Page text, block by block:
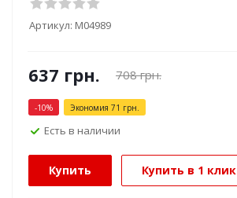
Артикул: М04989
637 грн. 708грн.
-10% Экономия 71 грн.
Есть в наличии
Купить Купить в 1 клик